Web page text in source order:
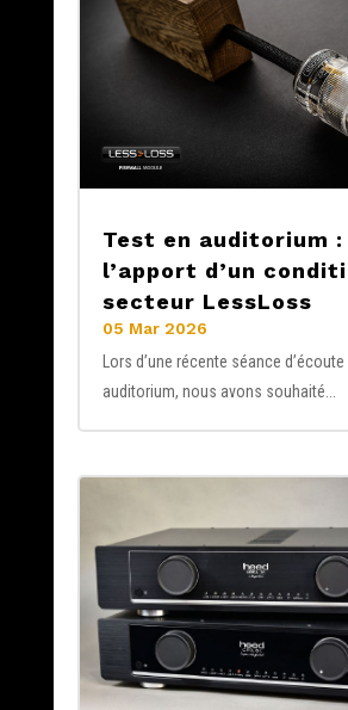
Test en auditorium :
l’apport d’un
secteur LessLoss
05 Mar 2026
Lors d’une récente séance
auditorium, nous avons souhaité...